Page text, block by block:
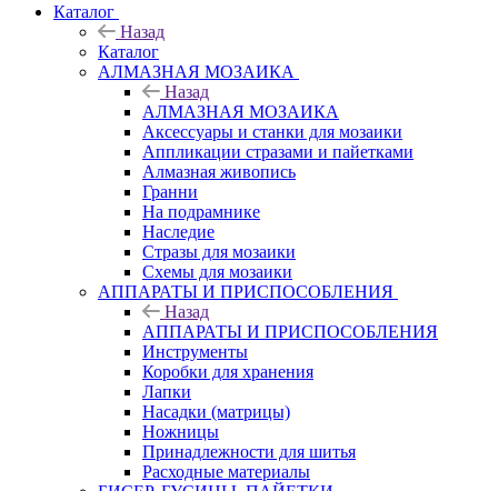
Каталог
Назад
Каталог
АЛМАЗНАЯ МОЗАИКА
Назад
АЛМАЗНАЯ МОЗАИКА
Аксессуары и станки для мозаики
Аппликации стразами и пайетками
Алмазная живопись
Гранни
На подрамнике
Наследие
Стразы для мозаики
Схемы для мозаики
АППАРАТЫ И ПРИСПОСОБЛЕНИЯ
Назад
АППАРАТЫ И ПРИСПОСОБЛЕНИЯ
Инструменты
Коробки для хранения
Лапки
Насадки (матрицы)
Ножницы
Принадлежности для шитья
Расходные материалы